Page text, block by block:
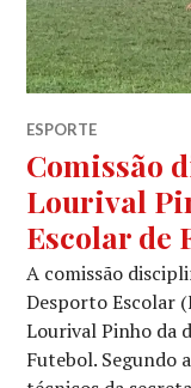
ESPORTE
Comissão
Lourival
Escolar de
A comissão
Desporto Escolar
Lourival Pinho da
Futebol. Segundo